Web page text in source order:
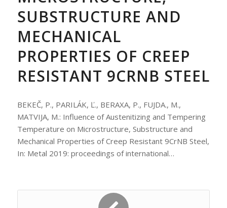
SUBSTRUCTURE AND
MECHANICAL
PROPERTIES OF CREEP
RESISTANT 9CRNB STEEL
BEKEČ, P., PARILÁK, Ľ., BERAXA, P., FUJDA., M.,
MATVIJA, M.: Influence of Austenitizing and Tempering
Temperature on Microstructure, Substructure and
Mechanical Properties of Creep Resistant 9CrNB Steel,
In: Metal 2019: proceedings of international…